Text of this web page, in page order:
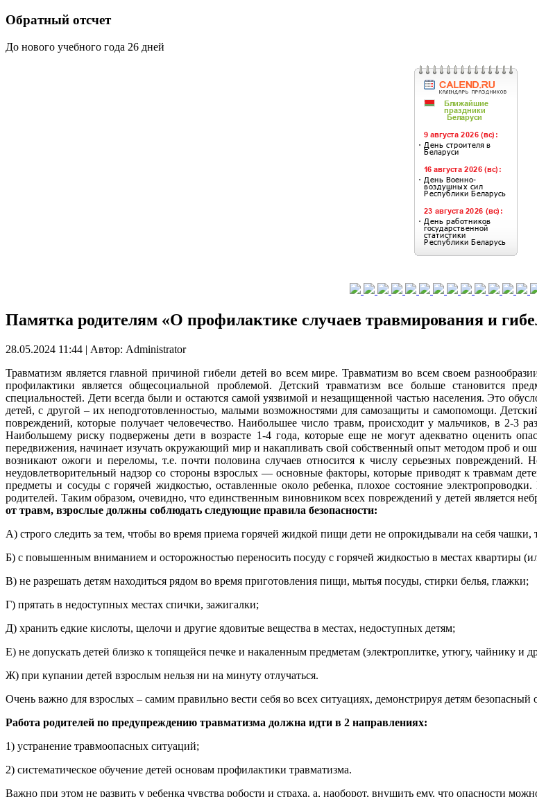
Обратный отсчет
До нового учебного года 26 дней
Памятка родителям «О профилактике случаев травмирования и
28.05.2024 11:44 | Автор: Administrator
Травматизм является главной причиной гибели детей во всем мире. Травматизм во всем своем
профилактики является общесоциальной проблемой. Детский травматизм все больше становится
специальностей. Дети всегда были и остаются самой уязвимой и незащищенной частью населения. Это
детей, с другой – их неподготовленностью, малыми возможностями для самозащиты и самопомощи.
повреждений, которые получает человечество. Наибольшее число травм, происходит у мальчиков, в 2-3
Наибольшему риску подвержены дети в возрасте 1-4 года, которые еще не могут адекватно оценить
передвижения, начинает изучать окружающий мир и накапливать свой собственный опыт методом проб и
возникают ожоги и переломы, т.е. почти половина случаев относится к числу серьезных повреждений.
неудовлетворительный надзор со стороны взрослых — основные факторы, которые приводят к травмам
предметы и сосуды с горячей жидкостью, оставленные около ребенка, плохое состояние
родителей. Таким образом, очевидно, что единственным виновником всех повреждений у детей является
от травм, взрослые должны соблюдать следующие правила безопасности:
А) строго следить за тем, чтобы во время приема горячей жидкой пищи дети не опрокидывали на себя чашки,
Б) с повышенным вниманием и осторожностью переносить посуду с горячей жидкостью в местах квартиры
В) не разрешать детям находиться рядом во время приготовления пищи, мытья посуды, стирки белья, глажки;
Г) прятать в недоступных местах спички, зажигалки;
Д) хранить едкие кислоты, щелочи и другие ядовитые вещества в местах, недоступных детям;
Е) не допускать детей близко к топящейся печке и накаленным предметам (электроплитке, утюгу, чайнику и
Ж) при купании детей взрослым нельзя ни на минуту отлучаться.
Очень важно для взрослых – самим правильно вести себя во всех ситуациях, демонстрируя детям
Работа родителей по предупреждению травматизма должна идти в 2 направлениях:
1) устранение травмоопасных ситуаций;
2) систематическое обучение детей основам профилактики травматизма.
Важно при этом не развить у ребенка чувства робости и страха, а, наоборот, внушить ему, что опасности